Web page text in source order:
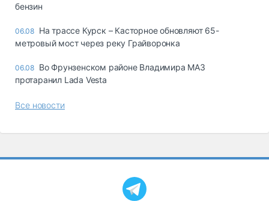
бензин
06.08 На трассе Курск – Касторное обновляют 65-
метровый мост через реку Грайворонка
06.08 Во Фрунзенском районе Владимира МАЗ
протаранил Lada Vesta
Все новости